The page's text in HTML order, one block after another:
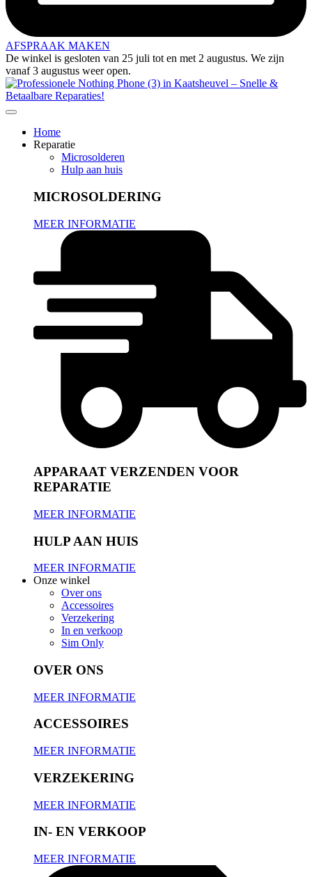
AFSPRAAK MAKEN
De winkel is gesloten van 25 juli tot en met 2 augustus. We zijn
vanaf 3 augustus weer open.
Home
Reparatie
Microsolderen
Hulp aan huis
MICROSOLDERING
MEER INFORMATIE
APPARAAT VERZENDEN VOOR
REPARATIE
MEER INFORMATIE
HULP AAN HUIS
MEER INFORMATIE
Onze winkel
Over ons
Accessoires
Verzekering
In en verkoop
Sim Only
OVER ONS
MEER INFORMATIE
ACCESSOIRES
MEER INFORMATIE
VERZEKERING
MEER INFORMATIE
IN- EN VERKOOP
MEER INFORMATIE